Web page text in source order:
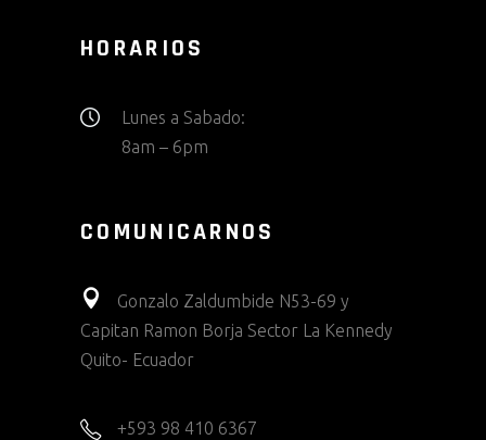
HORARIOS
Lunes a Sabado:
8am – 6pm
COMUNICARNOS
Gonzalo Zaldumbide N53-69 y
Capitan Ramon Borja Sector La Kennedy
Quito- Ecuador
+593 98 410 6367